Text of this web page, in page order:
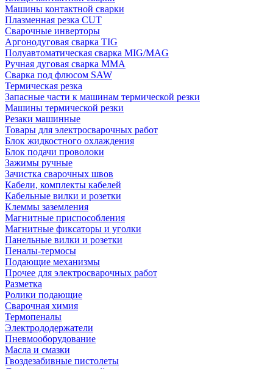
Машины контактной сварки
Плазменная резка CUT
Сварочные инверторы
Аргонодуговая сварка TIG
Полуавтоматическая сварка MIG/MAG
Ручная дуговая сварка MMA
Сварка под флюсом SAW
Термическая резка
Запасные части к машинам термической резки
Машины термической резки
Резаки машинные
Товары для электросварочных работ
Блок жидкостного охлаждения
Блок подачи проволоки
Зажимы ручные
Зачистка сварочных швов
Кабели, комплекты кабелей
Кабельные вилки и розетки
Клеммы заземления
Магнитные приспособления
Магнитные фиксаторы и уголки
Панельные вилки и розетки
Пеналы-термосы
Подающие механизмы
Прочее для электросварочных работ
Разметка
Ролики подающие
Сварочная химия
Термопеналы
Электрододержатели
Пневмооборудование
Масла и смазки
Гвоздезабивные пистолеты